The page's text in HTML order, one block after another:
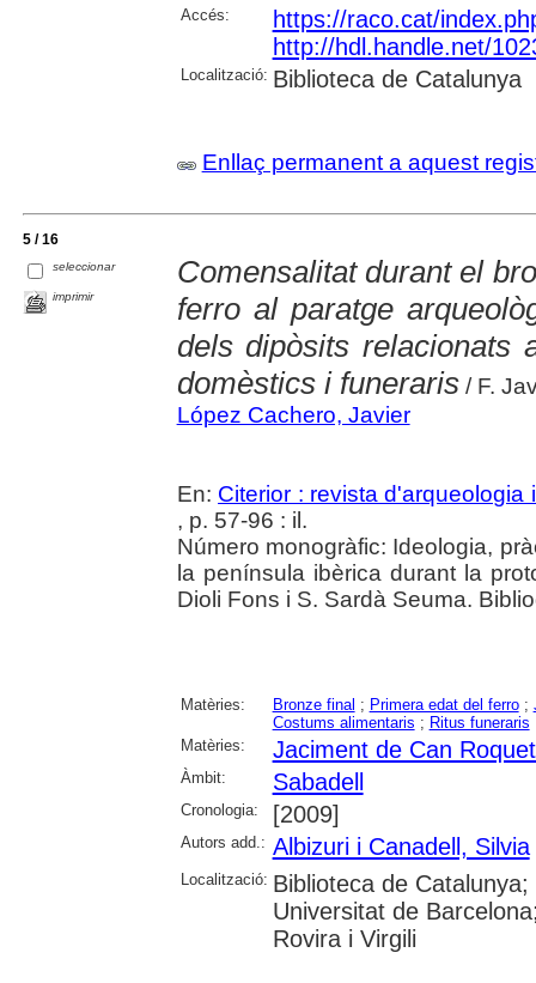
Accés:
https://raco.cat/
http://hdl.handle.net/
Localització: Biblioteca de Catalunya
Enllaç permanent a aquest
5 / 16
seleccionar
imprimir
Comensalitat durant el
ferro al paratge
dels dipòsits relacionats
domèstics i funeraris/ F.
López Cachero, Javier
En: Citerior : revista d'arqueologia
, p. 57-96 : il.
Número monogràfic: Ideologia,
la península ibèrica durant la
Dioli Fons i S. Sardà Seuma.
Matèries: Bronze final ; Primera edat del ferro;
Costums alimentaris ; Ritus funeraris
Matèries:
Jaciment de Can
Àmbit: Sabadell
Cronologia: [2009]
Autors add.: Albizuri i Canadell, Silvia
Localització: Biblioteca de
Universitat de
Rovira i Virgili